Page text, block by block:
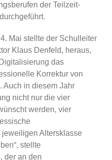
der Teilzeit-
Mai stellte der Schulleiter
Klaus Denfeld, heraus,
das
Korrektur von
Auch in diesem Jahr
nicht nur die vier
werden, vier
Altersklasse
stellte
der an den